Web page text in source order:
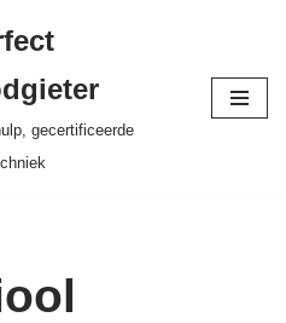
gecertificeerde